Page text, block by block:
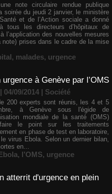
note circulaire rendue publique
soirée du jeudi 2 janvier, le ministère
et de l’Action sociale a donné
tous les directeurs d’hôpitaux de
l’application des nouvelles mesures
note) prises dans le cadre de la mise
, malades, urgence
à Genève par l’OMS
04/09/2014 | Société
200 experts sont réunis, les 4 et 5
à Genève sous l'égide de
mondiale de la santé (OMS)
le point sur les traitements
en phase de test en laboratoire,
virus Ebola. Selon un dernier bilan,
en...
, l’OMS, urgence
atterrit d'urgence en plein